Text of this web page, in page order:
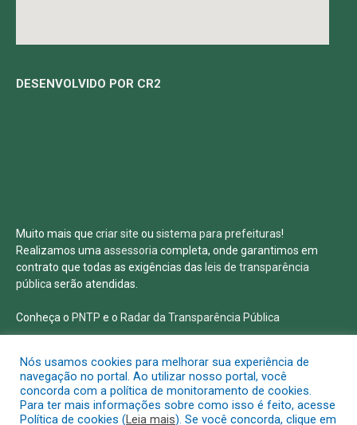
DESENVOLVIDO POR CR2
Muito mais que criar site ou sistema para prefeituras!
Realizamos uma assessoria completa, onde garantimos em
contrato que todas as exigências das leis de transparência
pública serão atendidas.
Conheça o PNTP e o Radar da Transparência Pública
Todos os direitos reservados a Prefeitura Municipal de Salvaterra
Nós usamos cookies para melhorar sua experiência de
navegação no portal. Ao utilizar nosso portal, você
concorda com a política de monitoramento de cookies.
Para ter mais informações sobre como isso é feito, acesse
Política de cookies (Leia mais). Se você concorda, clique em